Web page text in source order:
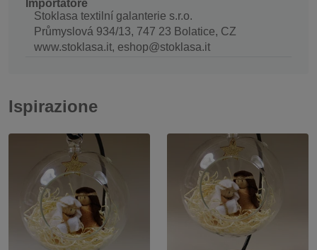
Importatore
Stoklasa textilní galanterie s.r.o.
Průmyslová 934/13, 747 23 Bolatice, CZ
www.stoklasa.it, eshop@stoklasa.it
Ispirazione